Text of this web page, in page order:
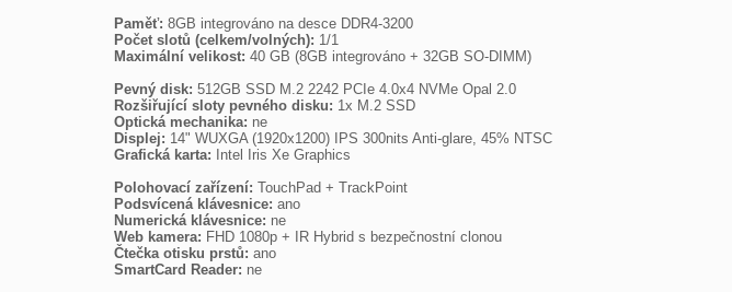
Paměť:
Počet slotů (celkem/volných):
Maximální velikost: 40 GB (8GB integrováno + 32GB SO-DIMM)
Pevný disk:
Rozšiřující sloty pevného disku:
Optická mechanika:
Displej:
Grafická karta: Intel Iris Xe Graphics
Polohovací zařízení:
Podsvícená klávesnice:
Numerická klávesnice:
Web kamera:
Čtečka otisku prstů:
SmartCard Reader: ne